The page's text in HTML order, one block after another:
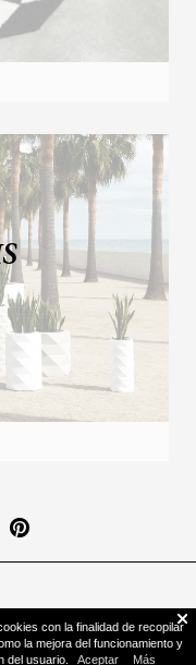
estudi{H}ac |Política de
con la finalidad de recopilar
la mejora del funcionamiento y
del usuario.
Aceptar Más